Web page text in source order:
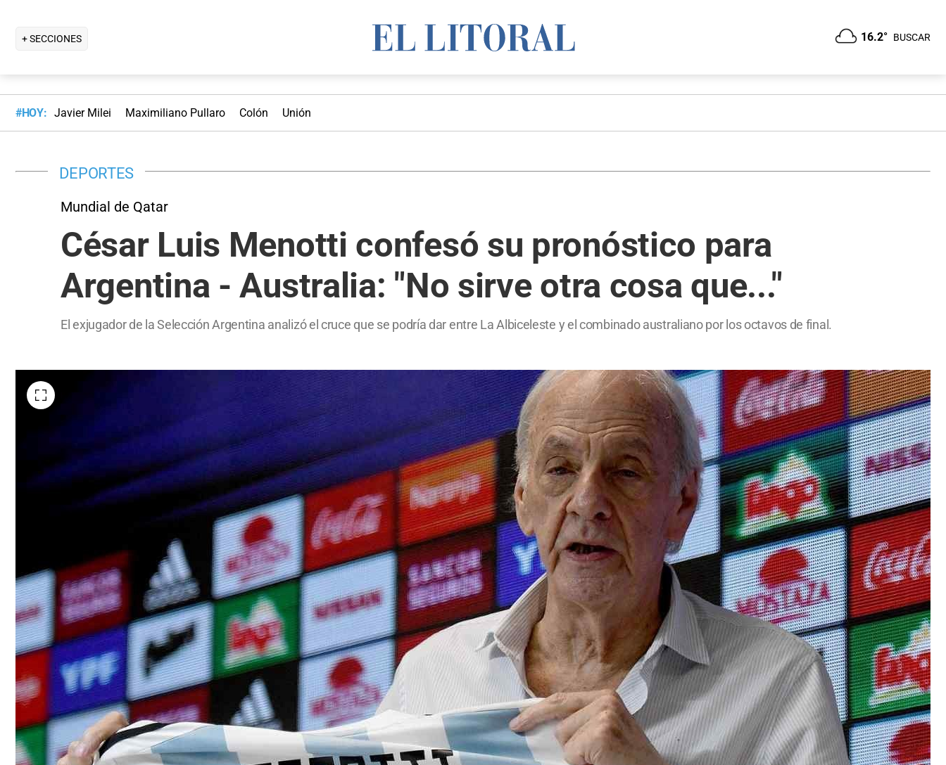
+ SECCIONES 16.2° BUSCAR
#HOY: Javier Milei Maximiliano Pullaro Colón Unión
DEPORTES
Mundial de Qatar
César Luis Menotti confesó su pronóstico para
Argentina - Australia: "No sirve otra cosa que..."
El exjugador de la Selección Argentina analizó el cruce que se podría dar entre La Albiceleste y el combinado australiano por los octavos de final.